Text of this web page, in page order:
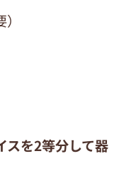
スを2等分して器